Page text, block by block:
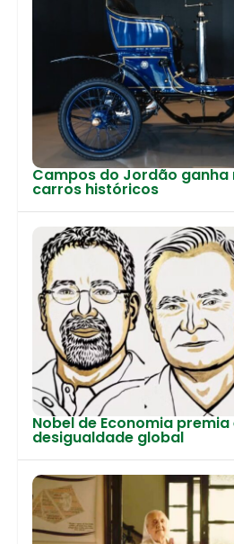
Campos do Jordão ganha
carros históricos
Nobel de Economia
desigualdade global